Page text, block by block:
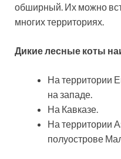
обширный. Их можно
многих территориях.
Дикие лесные коты
На территории
на западе.
На Кавказе.
На территории
полуострове